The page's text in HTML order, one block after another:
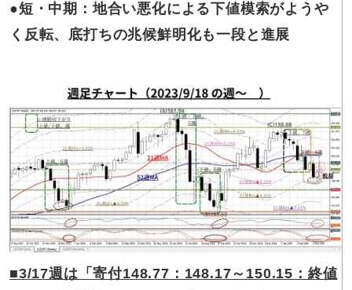
●短・中期：地合い悪化による下値模索がようや
く反転、底打ちの兆候鮮明化も一段と進展
■3/17週は「寄付148.77：148.17～150.15：終値